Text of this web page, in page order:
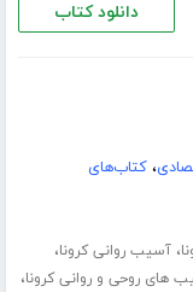
دانلود کتاب
،کتاب‌های
،آسیب روانی کرونا،
های روحی و روانی کرونا،